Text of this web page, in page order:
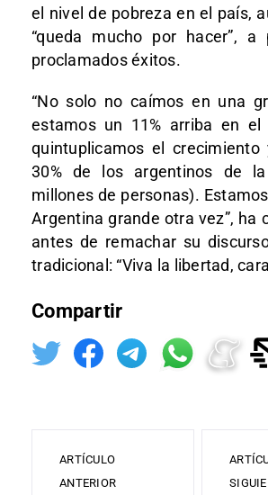
el nivel de pobreza en el país,
“queda mucho por hacer”,
proclamados éxitos.
“No solo no caímos en una
estamos un 11% arriba en el
quintuplicamos el crecimiento
30% de los argentinos de
millones de personas).
Argentina grande otra vez”, ha
antes de remachar su
tradicional: “Viva la libertad,
Compartir
ARTÍCULO
ANTERIOR